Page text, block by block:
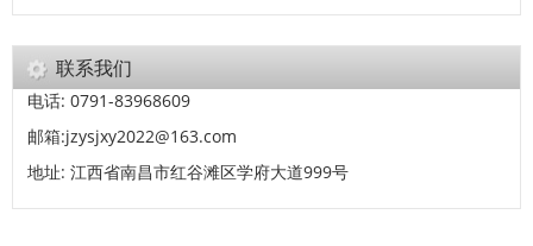
联系我们
电话: 0791-83968609
邮箱:jzysjxy2022@163.com
地址: 江西省南昌市红谷滩区学府大道999号